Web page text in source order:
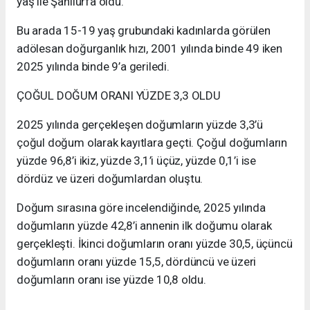
Bu arada 15-19 yaş grubundaki kadınlarda görülen
adölesan doğurganlık hızı, 2001 yılında binde 49 iken
2025 yılında binde 9’a geriledi.
ÇOĞUL DOĞUM ORANI YÜZDE 3,3 OLDU
2025 yılında gerçekleşen doğumların yüzde 3,3’ü
çoğul doğum olarak kayıtlara geçti. Çoğul doğumların
yüzde 96,8’i ikiz, yüzde 3,1’i üçüz, yüzde 0,1’i ise
dördüz ve üzeri doğumlardan oluştu.
Doğum sırasına göre incelendiğinde, 2025 yılında
doğumların yüzde 42,8’i annenin ilk doğumu olarak
gerçekleşti. İkinci doğumların oranı yüzde 30,5, üçüncü
doğumların oranı yüzde 15,5, dördüncü ve üzeri
doğumların oranı ise yüzde 10,8 oldu.